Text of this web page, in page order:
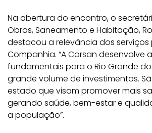
Na abertura do encontro, o
Obras, Saneamento e Habitação,
destacou a relevância dos
Companhia. “A Corsan desenvolve
fundamentais para o Rio Grande do
grande volume de investimentos.
estado que visam promover mais
gerando saúde, bem-estar e
a população”.